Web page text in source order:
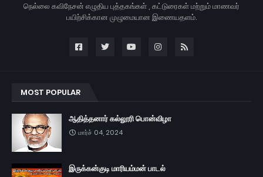
நெல்லை கவிநேசன் எழுதிய புத்தகங்கள் , கட்டுரைகள் மற்றும் மாணவர்
பயிற்சிக்கான முழுமையான இணையதளம்.
MOST POPULAR
ஆதித்தனார் கல்லூரி பொன்விழா
மார்ச் 04, 2024
இருக்கன்குடி மாரியம்மன் பாடல்